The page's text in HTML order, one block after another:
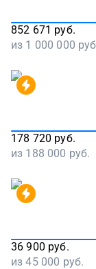
852 671 руб.
из 1 000 000
178 720 руб.
из 188 000 руб.
36 900 руб.
из45 000 руб.